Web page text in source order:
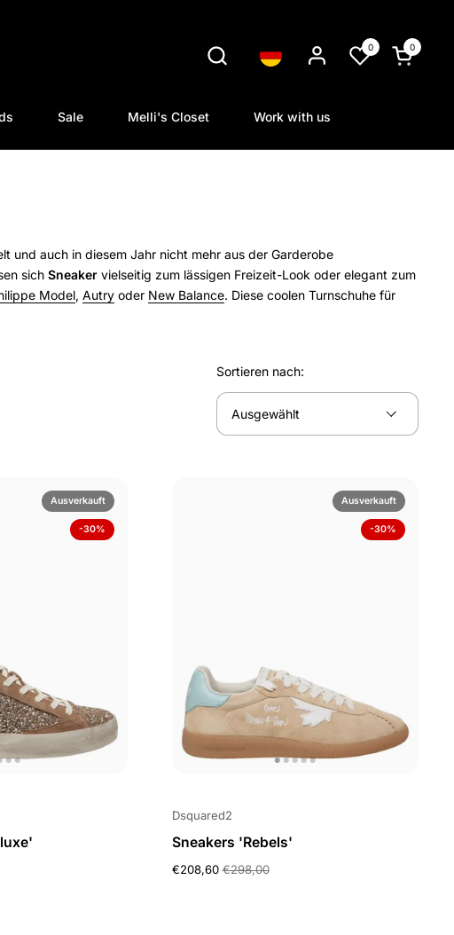
Sprache 0 0
Sale Melli's Closet Work with us
und auch in diesem Jahr nicht mehr aus der Garderobe
sich Sneaker vielseitig zum lässigen Freizeit-Look oder elegant zum
Model, Autry oder New Balance. Diese coolen Turnschuhe für
Sortieren nach:
Ausverkauft
-30%
Dsquared2
Sneakers 'Rebels'
€208,60 €298,00
Ausverkauft
-30%